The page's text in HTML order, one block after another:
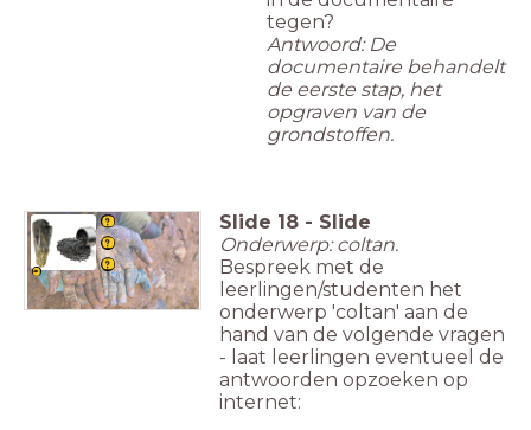
tegen?
Antwoord: De
documentaire behandelt
de eerste stap, het
opgraven van de
grondstoffen.
Slide 18 - Slide
Onderwerp: coltan.
Bespreek met de
leerlingen/studenten het
onderwerp 'coltan' aan de
hand van de volgende vragen
- laat leerlingen eventueel de
antwoorden opzoeken op
internet: